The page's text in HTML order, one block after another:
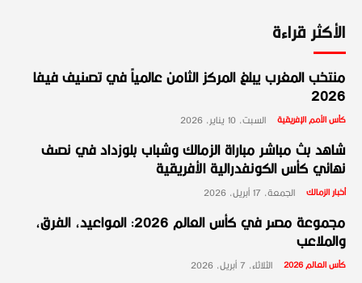
الأكثر قراءة
منتخب المغرب يبلغ المركز الثامن عالمياً في تصنيف فيفا
2026
كأس الأمم الإفريقية السبت، 10 يناير، 2026
شاهد بث مباشر مباراة الزمالك وشباب بلوزداد في نصف
نهائي كأس الكونفدرالية الأفريقية
أخبار الزمالك الجمعة، 17 أبريل، 2026
مجموعة مصر في كأس العالم 2026: المواعيد، الفرق،
والملاعب
كأس العالم 2026 الثلاثاء، 7 أبريل، 2026